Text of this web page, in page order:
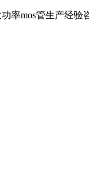
率mos管生产经验